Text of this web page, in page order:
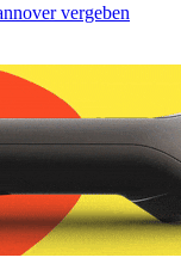
vergeben